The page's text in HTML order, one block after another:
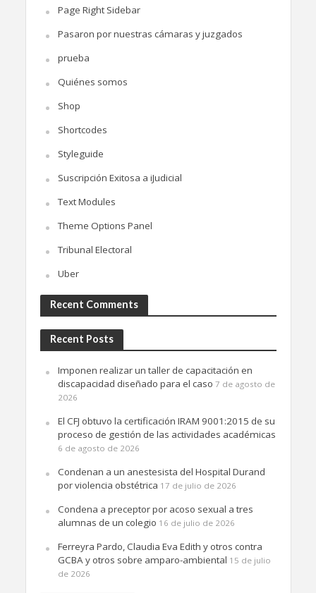
Page Right Sidebar
Pasaron por nuestras cámaras y juzgados
prueba
Quiénes somos
Shop
Shortcodes
Styleguide
Suscripción Exitosa a iJudicial
Text Modules
Theme Options Panel
Tribunal Electoral
Uber
Recent Comments
Recent Posts
Imponen realizar un taller de capacitación en
discapacidad diseñado para el caso 7 de agosto de
2026
El CFJ obtuvo la certificación IRAM 9001:2015 de su
proceso de gestión de las actividades académicas
6 de agosto de 2026
Condenan a un anestesista del Hospital Durand
por violencia obstétrica 17 de julio de 2026
Condena a preceptor por acoso sexual a tres
alumnas de un colegio 16 de julio de 2026
Ferreyra Pardo, Claudia Eva Edith y otros contra
GCBA y otros sobre amparo-ambiental 15 de julio
de 2026